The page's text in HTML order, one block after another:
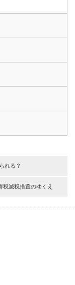
れる？
税減税措置のゆくえ